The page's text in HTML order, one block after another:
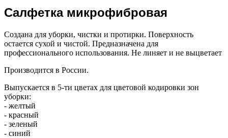
Салфетка микрофибровая
Создана для уборки, чистки и протирки. Поверхность
остается сухой и чистой. Предназначена для
профессионального использования. Не линяет и не выцветает
Производится в России.
Выпускается в 5-ти цветах для цветовой кодировки зон
уборки:
- желтый
- красный
- зеленый
- синий